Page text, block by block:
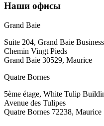
Наши офисы
Grand Baie
Suite 204, Grand Baie
Chemin Vingt Pieds
Grand Baie 30529, Maurice
Quatre Bornes
5ème étage, White Tulip
Avenue des Tulipes
Quatre Bornes 72238, Maurice